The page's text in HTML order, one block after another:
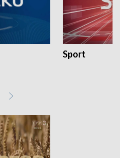
Sport